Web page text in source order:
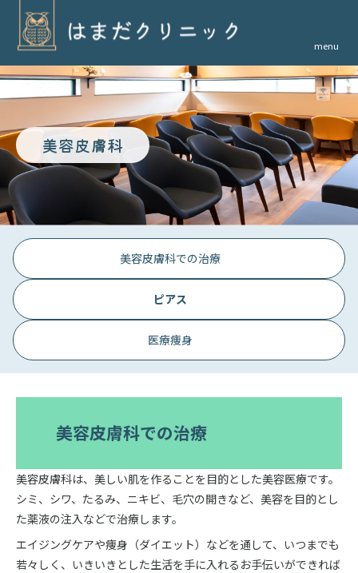
美容皮膚科
美容皮膚科での治療
ピアス
医療痩身
美容皮膚科での治療
美容皮膚科は、美しい肌を作ることを目的とした美容医療です。
シミ、シワ、たるみ、ニキビ、毛穴の開きなど、美容を目的とし
た薬液の注入などで治療します。
エイジングケアや痩身（ダイエット）などを通して、いつまでも
若々しく、いきいきとした生活を手に入れるお手伝いができれば
menu